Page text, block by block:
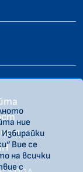
ние
Вие се
на всички
с